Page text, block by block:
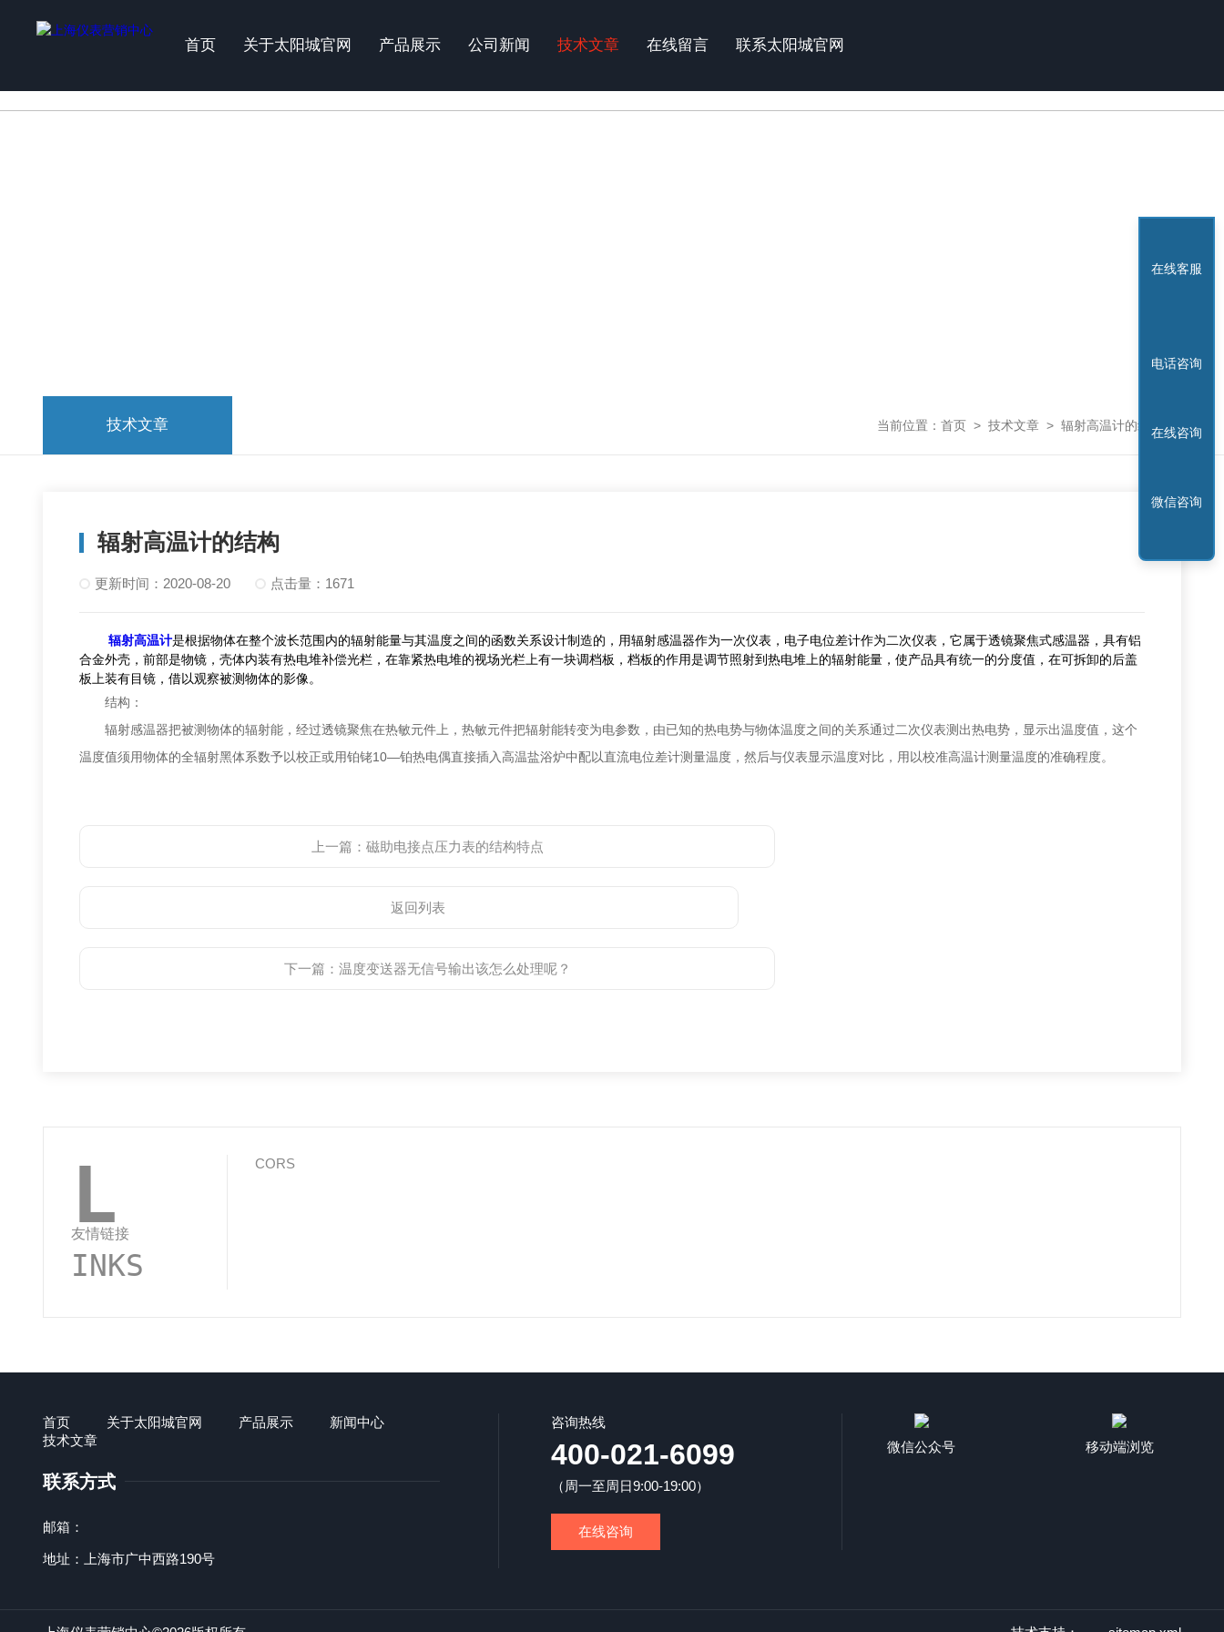
首页 关于太阳城官网 产品展示 公司新闻 技术文章 在线留言 联系太阳城官网
技术文章 当前位置： 首页> 技术文章> 辐射高温计的结构
辐射高温计的结构
更新时间：2020-08-20 点击量：1671
辐射高温计是根据物体在整个波长范围内的辐射能量与其温度之间的函数关系设计制造的，用辐射感温器作为一次仪表，电子电位差计作为二次仪表，它属于透镜聚焦式感温器，具有铝
合金外壳，前部是物镜，壳体内装有热电堆补偿光栏，在靠紧热电堆的视场光栏上有一块调档板，档板的作用是调节照射到热电堆上的辐射能量，使产品具有统一的分度值，在可拆卸的后盖
板上装有目镜，借以观察被测物体的影像。
结构：
辐射感温器把被测物体的辐射能，经过透镜聚焦在热敏元件上，热敏元件把辐射能转变为电参数，由已知的热电势与物体温度之间的关系通过二次仪表测出热电势，显示出温度值，这个
温度值须用物体的全辐射黑体系数予以校正或用铂铑10—铂热电偶直接插入高温盐浴炉中配以直流电位差计测量温度，然后与仪表显示温度对比，用以校准高温计测量温度的准确程度。
上一篇： 磁助电接点压力表的结构特点
返回列表
下一篇： 温度变送器无信号输出该怎么处理呢？
L
友情链接
INKS
CORS
首页 关于太阳城官网 产品展示
新闻中心
技术文章
联系方式
邮箱：
地址：上海市广中西路190号
咨询热线
400-021-6099
（周一至周日9:00-19:00）
在线咨询
微信公众号 移动端浏览
在线客服
电话咨询
在线咨询
微信咨询